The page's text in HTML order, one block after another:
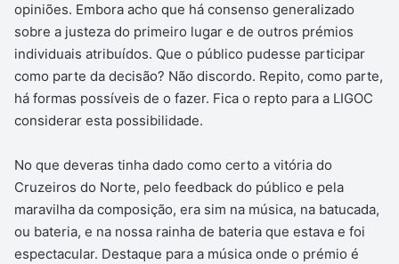
opiniões. Embora acho que há consenso generalizado
sobre a justeza do primeiro lugar e de outros prémios
individuais atribuídos. Que o público pudesse participar
como parte da decisão? Não discordo. Repito, como parte,
há formas possíveis de o fazer. Fica o repto para a LIGOC
considerar esta possibilidade.
No que deveras tinha dado como certo a vitória do
Cruzeiros do Norte, pelo feedback do público e pela
maravilha da composição, era sim na música, na batucada,
ou bateria, e na nossa rainha de bateria que estava e foi
espectacular. Destaque para a música onde o prémio é